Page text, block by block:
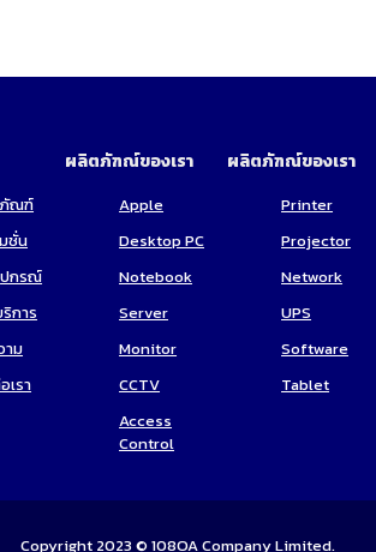
ณฑ์
ชั่น
ปกรณ์
การ
าม
เรา
ผลิตภัฑณ์ของเรา
Apple
Desktop PC
Notebook
Server
Monitor
CCTV
Access
Control
ผลิตภัฑณ์ของเรา
Printer
Projector
Network
UPS
Software
Tablet
Copyright 2023 © 108OACompany Limited.